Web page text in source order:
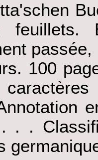
feuillets.
100
. .